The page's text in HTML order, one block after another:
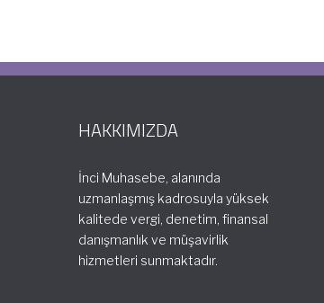
HAKKIMIZDA
İnci Muhasebe, alanında
uzmanlaşmış kadrosuyla yüksek
kalitede vergi, denetim, finansal
danışmanlık ve müşavirlik
hizmetleri sunmaktadır.